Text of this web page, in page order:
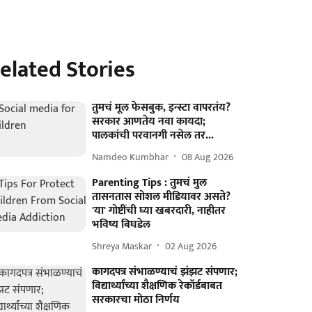
Stories
तुमचं मूल फेसबुक, इन्स्टा वापरतंय?
सरकार आणतेय नवा कायदा;
पालकांची परवानगी नसेल तर...
Namdeo Kumbhar 08 Aug 2026
Parenting Tips : तुमचं मुल
तासनतास सोशल मीडियावर असते?
'या' गोष्टींची घ्या खबरदारी, नाहीतर
भविष्य बिघडेल
Shreya Maskar 02 Aug 2026
कागदपत्र संभाळण्याचं झंझट संपणार;
विद्यार्थ्यांच्या शैक्षणिक रेकॉर्डबाबत
सरकारचा मोठा निर्णय